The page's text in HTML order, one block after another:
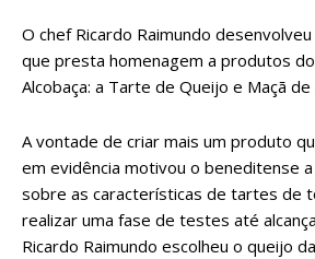
O chef Ricardo Raimundo
que presta homenagem a produtos
Alcobaça: a Tarte de Queijo e Maçã de
A vontade de criar mais um produto
em evidência motivou o beneditense
sobre as características de tartes de
realizar uma fase de testes até
Ricardo Raimundo escolheu o queijo